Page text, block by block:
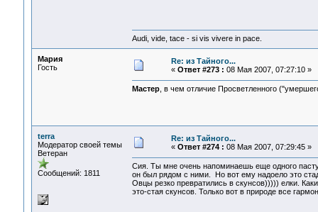
Audi, vide, tace - si vis vivere in pace.
Мария
Гость
Re: из Тайного...
« Ответ #273 : 08 Мая 2007, 07:27:10 »
Мастер, в чем отличие Просветленного
terra
Модератор своей темы
Ветеран
Сообщений: 1811
Re: из Тайного...
« Ответ #274 : 08 Мая 2007, 07:29:45 »
Сия. Ты мне очень напоминаешь еще одного
он был рядом с ними. Но вот ему надоело это
Овцы резко превратились в скунсов))))) елки.
это-стая скунсов. Только вот в природе все